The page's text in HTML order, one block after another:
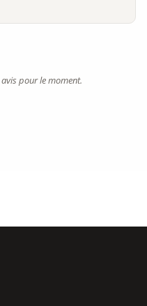
pour le moment.